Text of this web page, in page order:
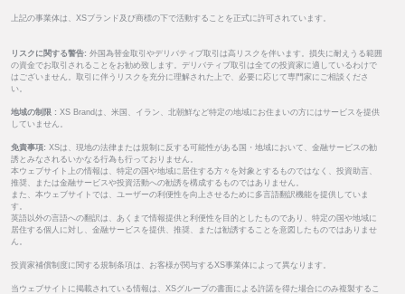
上記の事業体は、XSブランド及び商標の下で活動することを正式に許可されています。
リスクに関する警告: 外国為替金取引やデリバティブ取引は高リスクを伴います。損失に耐えうる範囲
の資金でお取引されることをお勧め致します。デリバティブ取引は全ての投資家に適しているわけで
はございません。取引に伴うリスクを充分に理解された上で、必要に応じて専門家にご相談くださ
い。
地域の制限 : XS Brandは、米国、イラン、北朝鮮など特定の地域にお住まいの方にはサービスを提供
していません。
免責事項: XSは、現地の法律または規制に反する可能性がある国・地域において、金融サービスの勧
誘とみなされるいかなる行為も行っておりません。
本ウェブサイト上の情報は、特定の国や地域に居住する方々を対象とするものではなく、投資助言、
推奨、または金融サービスや投資活動への勧誘を構成するものではありません。
また、本ウェブサイトでは、ユーザーの利便性を向上させるために多言語翻訳機能を提供していま
す。
英語以外の言語への翻訳は、あくまで情報提供と利便性を目的としたものであり、特定の国や地域に
居住する個人に対し、金融サービスを提供、推奨、または勧誘することを意図したものではありませ
ん。
投資家補償制度に関する規制条項は、お客様が関与するXS事業体によって異なります。
当ウェブサイトに掲載されている情報は、XSグループの書面による許諾を得た場合にのみ複製するこ